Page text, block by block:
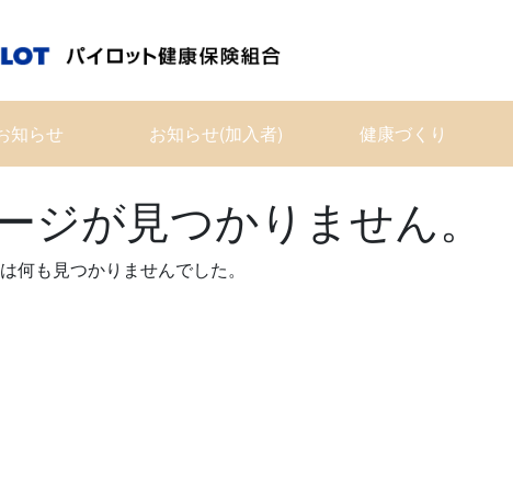
知らせ お知らせ(加入者) 健康づくり
ジが見つかりません。
何も見つかりませんでした。